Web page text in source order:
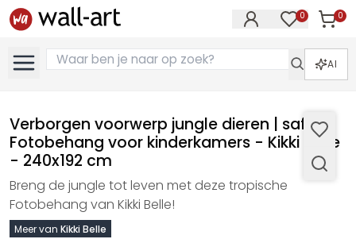
0 0
AI
Verborgen voorwerp jungle dieren | safari
Fotobehang voor kinderkamers - Kikki Belle
- 240x192 cm
Breng de jungle tot leven met deze tropische
Fotobehang van Kikki Belle!
Meer van Kikki Belle